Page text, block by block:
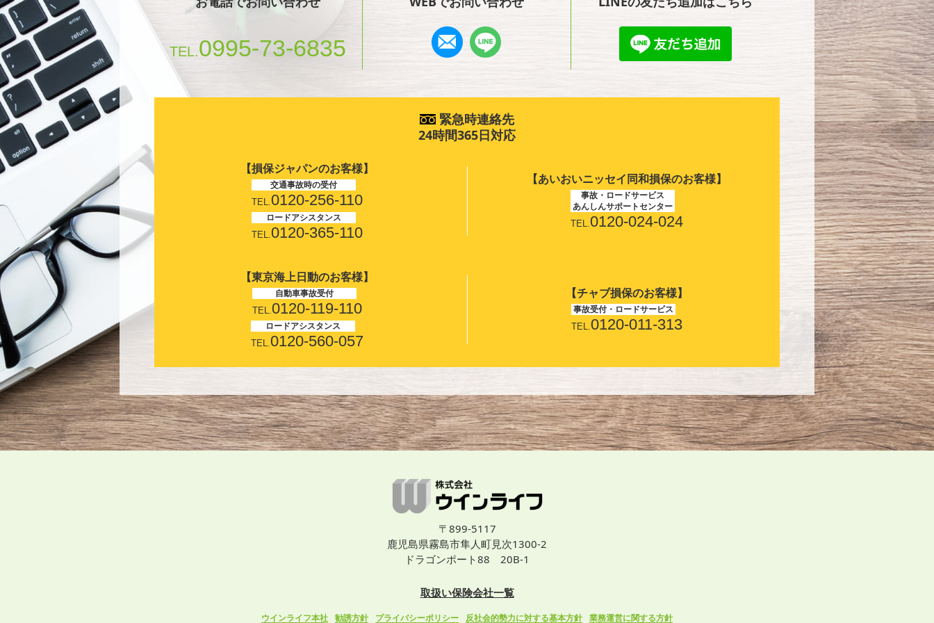
TEL.0995-73-6835
緊急時連絡先
24時間365日対応
【損保ジャパンのお客様】
交通事故時の受付
TEL. 0120-256-110
ロードアシスタンス
TEL. 0120-365-110
【あいおいニッセイ同和損保のお客様】
事故・ロードサービス
あんしんサポートセンター
TEL.0120-024-024
【東京海上日動のお客様】
自動車事故受付
TEL. 0120-119-110
ロードアシスタンス
TEL. 0120-560-057
【チャブ損保のお客様】
事故受付・ロードサービス
TEL.0120-011-313
〒899-5117
鹿児島県霧島市隼人町見次1300-2
ドラゴンポート88 20B-1
取扱い保険会社一覧
ウインライフ本社 勧誘方針 プライバシーポリシー 反社会的勢力に対する基本方針 業務運営に関する方針